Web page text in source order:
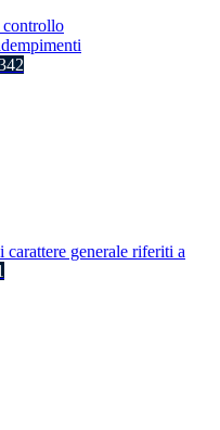
generale riferiti a